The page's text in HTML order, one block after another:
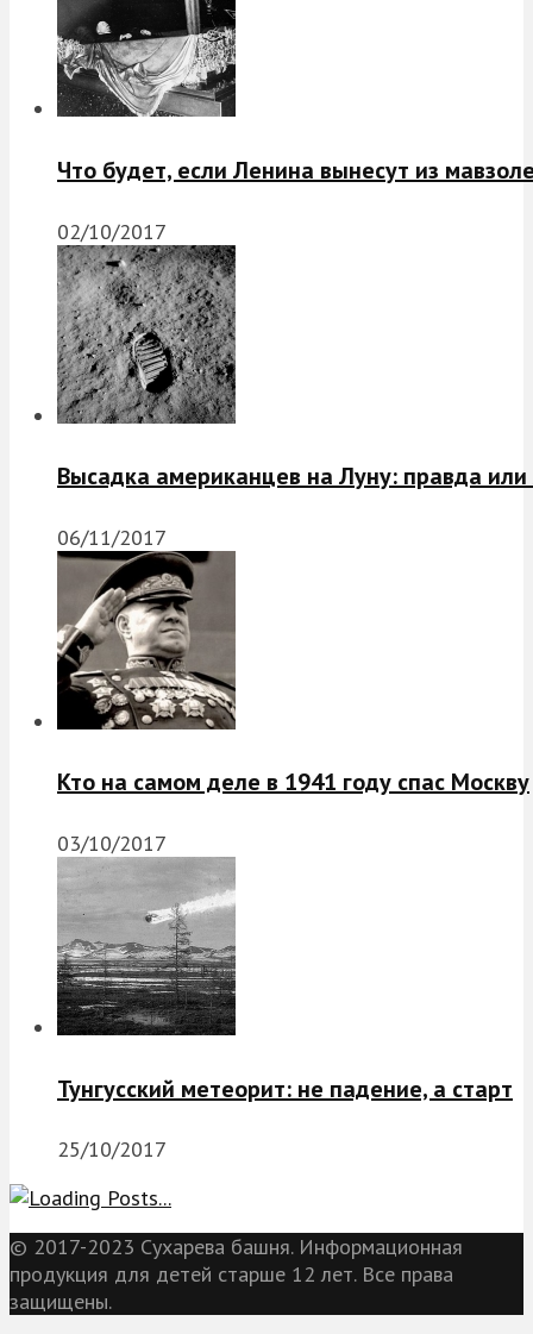
Что будет, если Ленина вынесут из
02/10/2017
Высадка американцев на Луну: правда
06/11/2017
Кто на самом деле в 1941 году спас Москву
03/10/2017
Тунгусский метеорит: не падение, а старт
25/10/2017
© 2017-2023 Сухарева башня. Информационная
продукция для детей старше 12 лет. Все права
защищены.